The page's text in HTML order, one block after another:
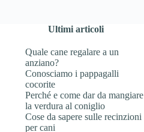
Ultimi articoli
Quale cane regalare a un
anziano?
Conosciamo i pappagalli
cocorite
Perché e come dar da mangiare
la verdura al coniglio
Cose da sapere sulle recinzioni
per cani